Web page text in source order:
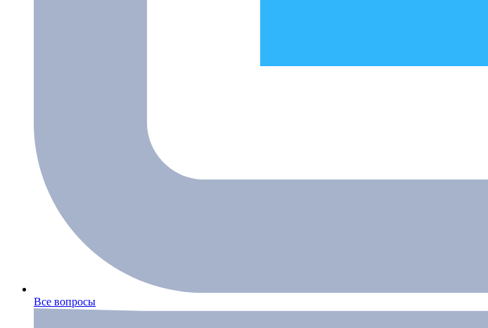
Все вопросы